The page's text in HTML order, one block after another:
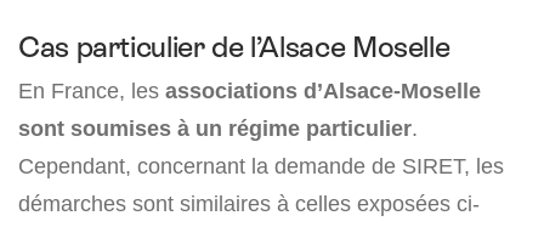
Cas particulier de l’Alsace Moselle
En France, les associations d’Alsace-Moselle
sont soumises à un régime particulier.
Cependant, concernant la demande de SIRET, les
démarches sont similaires à celles exposées ci-